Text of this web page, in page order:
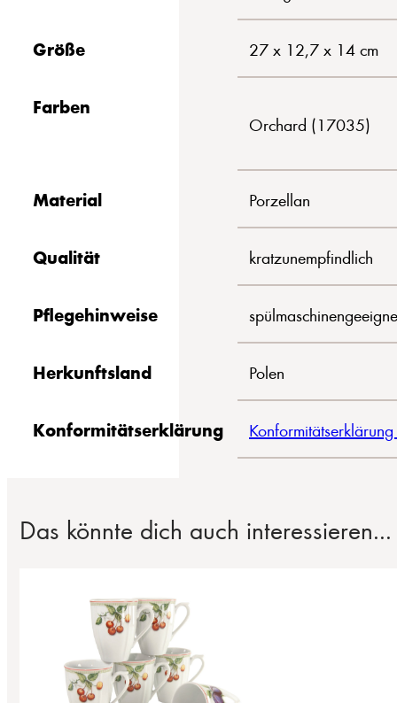
Größe 27 x 12,7 x 14 cm
Farben
Orchard (17035)
Material Porzellan
Qualität kratzunempfindlich
Pflegehinweise
Herkunftsland Polen
Konformitätserklärung
Das könnte dich auch interessieren...